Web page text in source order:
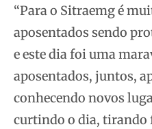
“Para o Sitraemg é
aposentados sendo
e este dia foi uma
aposentados, juntos,
conhecendo novos
curtindo o dia, tirando